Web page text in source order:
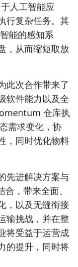
人工智能应
行复杂任务。其
能的感知系
，从而缩短取放
此次合作带来了
软件能力以及全
仓库执
需求变化，协
，同时优化物料
先进解决方案与
，带来全面、
，以及无缝衔接
输挑战，并在整
将受益于运营成
的提升，同时将